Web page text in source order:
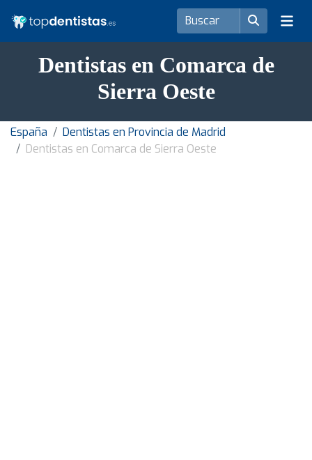
Dentistas en Comarca de
Sierra Oeste
España
Dentistas en Provincia de Madrid
Dentistas en Comarca de Sierra Oeste